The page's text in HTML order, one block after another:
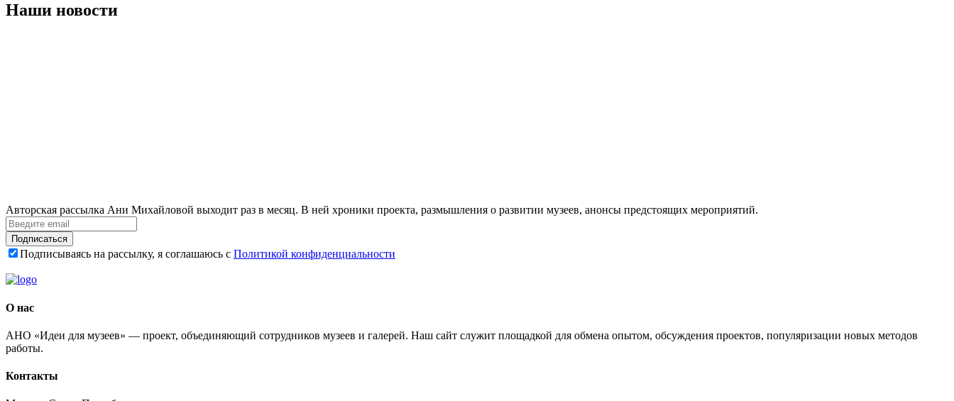
Наши новости
Авторская рассылка Ани Михайловой выходит раз в месяц. В ней хроники проекта, размышления о развитии музеев, анонсы предстоящих мероприятий.
Подписаться
Подписываясь на рассылку, я соглашаюсь с Политикой конфиденциальности
О нас
АНО «Идеи для музеев» — проект, объединяющий сотрудников музеев и галерей. Наш сайт служит площадкой для обмена опытом, обсуждения проектов, популяризации новых методов
работы.
Контакты